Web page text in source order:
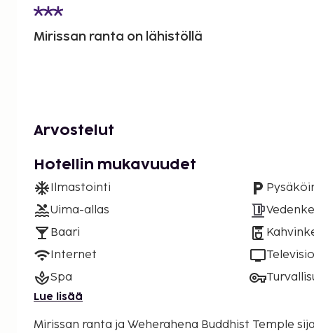
Mirissan ranta on lähistöllä
Arvostelut
Hotellin mukavuudet
Ilmastointi
Uima-allas
Baari
Internet
Spa
Televisio
Lue lisää
Mirissan ranta ja Weherahena Buddhist Temple